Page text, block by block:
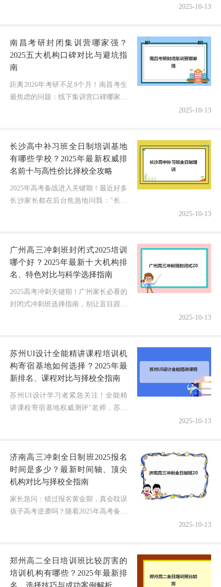
案？面对复杂的报名政策和严格的资格要求，许多家庭...2025-10-13
南昌考研封闭集训营哪家强？
2025五大机构口碑对比与避坑指
南
距离2026年考研不足8个月！南昌考生
最焦虑的问题：线下集训营口碑哪家更
2025-10-13
长沙高中补习班全日制培训基地
有哪些学校？2025年最新权威排
名前十与高性价比择校全攻略
2025年高考备战进入关键期！最近好多
长沙家长都在后台焦急地问我："长沙
2025-10-13
广州高三冲刺班封闭式2025培训
哪个好？2025年最新十大机构排
名、特色对比与科学选择指南
2025高考冲刺关键期！广州家长必看的
封闭式冲刺班选择指南，别让盲目跟风
2025-10-13
苏州UI设计全能精讲课程培训机
构寄宿基地如何选择？2025年最
新排名、课程对比与择校全指南
苏州UI设计学习者紧急关注！全能精
讲课程寄宿基地权威测评"老师，苏州
成...
2025-10-13
济南高三冲刺全日制班2025报名
时间是多少？最新时间轴、顶尖
机构对比与择校全指南
家长急问：错过报名黄金期，真会耽误
孩子高考逆袭吗？随着2025年高考备战
2025-10-13
郑州高二全日培训班比较厉害的
培训机构有哪些？2025年最新排
名、选择技巧与成功案例解析